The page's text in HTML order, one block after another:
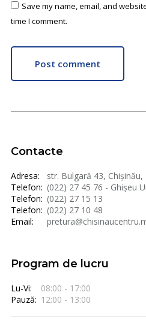
Save my name, email, and
time I comment.
Post comment
Contacte
Adresa:
str. Bulgară 43,
Telefon: (022) 27 45 76 - Ghișeu
Telefon: (022) 27 15 13
Telefon: (022) 27 10 48
Email:
Program de lucru
Lu-Vi:
08:00 - 17:00
Pauză: 12:00 - 13:00